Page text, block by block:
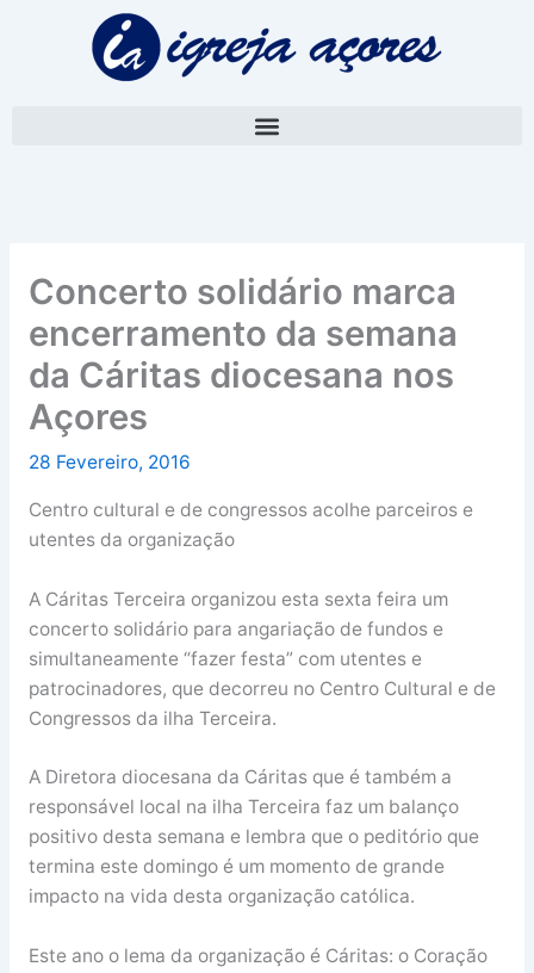
Concerto solidário marca
encerramento da semana
da Cáritas diocesana nos
Açores
28 Fevereiro, 2016
Centro cultural e de congressos acolhe parceiros e
utentes da organização
A Cáritas Terceira organizou esta sexta feira um
concerto solidário para angariação de fundos e
simultaneamente “fazer festa” com utentes e
patrocinadores, que decorreu no Centro Cultural e de
Congressos da ilha Terceira.
A Diretora diocesana da Cáritas que é também a
responsável local na ilha Terceira faz um balanço
positivo desta semana e lembra que o peditório que
termina este domingo é um momento de grande
impacto na vida desta organização católica.
Este ano o lema da organização é Cáritas: o Coração